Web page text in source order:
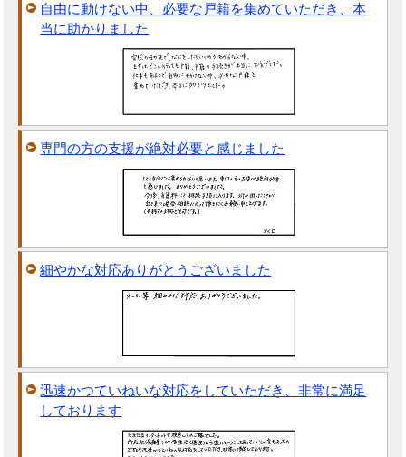
自由に動けない中、必要な戸籍を集めていただき、本
当に助かりました
専門の方の支援が絶対必要と感じました
細やかな対応ありがとうございました
迅速かつていねいな対応をしていただき、非常に満足
しております